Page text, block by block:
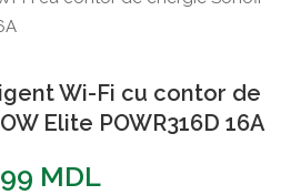
Wi-Fi cu contor de
Elite POWR316D 16A
MDL